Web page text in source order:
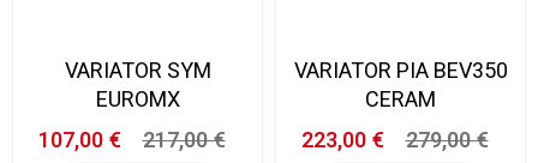
VARIATOR SYM
EUROMX
107,00 €
217,00 €
VARIATOR PIA BEV350
CERAM
223,00 €
279,00 €